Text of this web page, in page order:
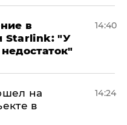
в
Starlink: "У
14:40
на
в
14:24